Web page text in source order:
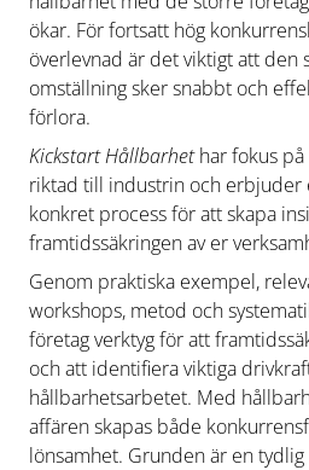
ökar. För fortsatt hög
överlevnad är det viktigt att den
omställning sker snabbt och
förlora.
Kickstart Hållbarhethar fokus
riktad till industrin och erbjuder
konkret process för att skapa
framtidssäkringen av er
Genom praktiska exempel,
workshops, metod och
företag verktyg för att
och att identifiera viktiga
hållbarhetsarbetet. Med
affären skapas både
lönsamhet. Grunden är en tydlig